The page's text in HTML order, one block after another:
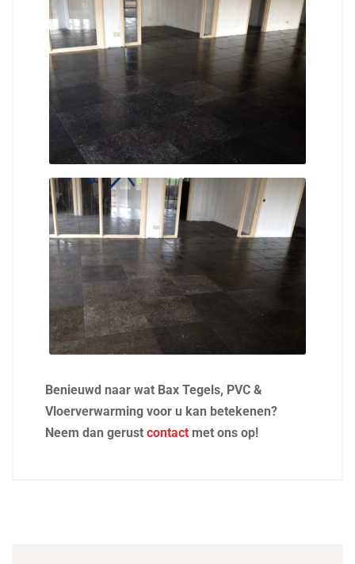
Benieuwd naar wat Bax Tegels, PVC &
Vloerverwarming voor u kan betekenen?
Neem dan gerust contact met ons op!